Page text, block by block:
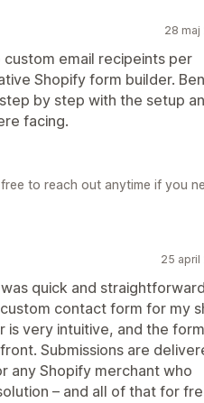
färger
Anpassade fält
Flera språk
28 maj
email recipeints per
Shopify form builder. Ben
by step with the setup
facing.
to reach out anytime if you
25 april
quick and
contact form for my
is very intuitive, and the form
Submissions are
any Shopify merchant who
– and all of that for